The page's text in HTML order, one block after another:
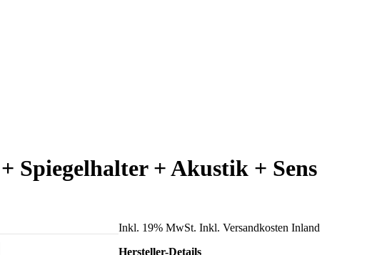
Spiegelhalter + Akustik + Sens
Inkl. 19% MwSt. Inkl. Versandkosten Inland
Hersteller-Details